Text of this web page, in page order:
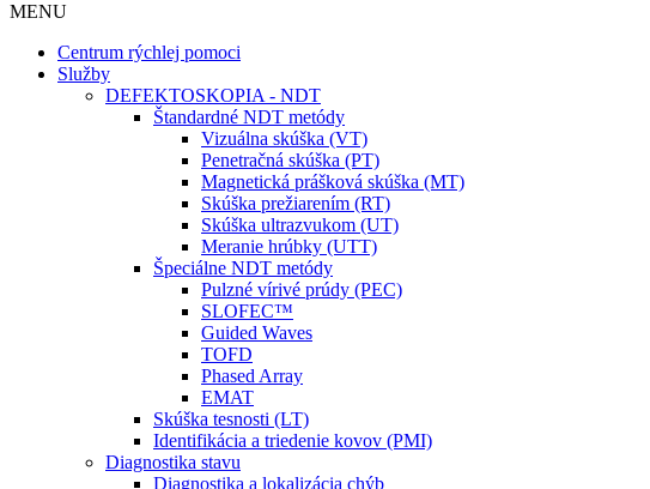
MENU
Centrum rýchlej pomoci
Služby
DEFEKTOSKOPIA - NDT
Štandardné NDT metódy
Vizuálna skúška (VT)
Penetračná skúška (PT)
Magnetická prášková skúška (MT)
Skúška prežiarením (RT)
Skúška ultrazvukom (UT)
Meranie hrúbky (UTT)
Špeciálne NDT metódy
Pulzné vírivé prúdy (PEC)
SLOFEC™
Guided Waves
TOFD
Phased Array
EMAT
Skúška tesnosti (LT)
Identifikácia a triedenie kovov (PMI)
Diagnostika stavu
Diagnostika a lokalizácia chýb